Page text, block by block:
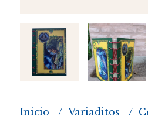
Inicio Variaditos